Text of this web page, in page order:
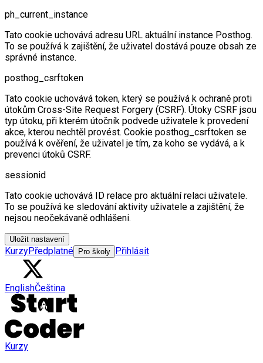
ph_current_instance
Tato cookie uchovává adresu URL aktuální instance Posthog.
To se používá k zajištění, že uživatel dostává pouze obsah ze
správné instance.
posthog_csrftoken
Tato cookie uchovává token, který se používá k ochraně proti
útokům Cross-Site Request Forgery (CSRF). Útoky CSRF jsou
typ útoku, při kterém útočník podvede uživatele k provedení
akce, kterou nechtěl provést. Cookie posthog_csrftoken se
používá k ověření, že uživatel je tím, za koho se vydává, a k
prevenci útoků CSRF.
sessionid
Tato cookie uchovává ID relace pro aktuální relaci uživatele.
To se používá ke sledování aktivity uživatele a zajištění, že
nejsou neočekávaně odhlášeni.
Uložit nastavení
KurzyPředplatné Pro školy Přihlásit
EnglishČeština
Kurzy